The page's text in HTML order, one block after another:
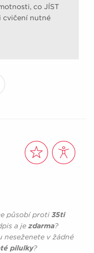
co JÍST
cvičení nutné
působí proti 35ti
a je zdarma?
neseženete v žádné
pilulky?